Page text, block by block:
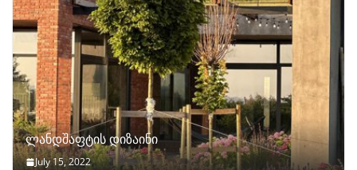
ლანდშაფტის დიზაინი
July 15, 2022